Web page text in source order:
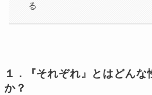
る
１．『それぞれ』とはどんな
か？